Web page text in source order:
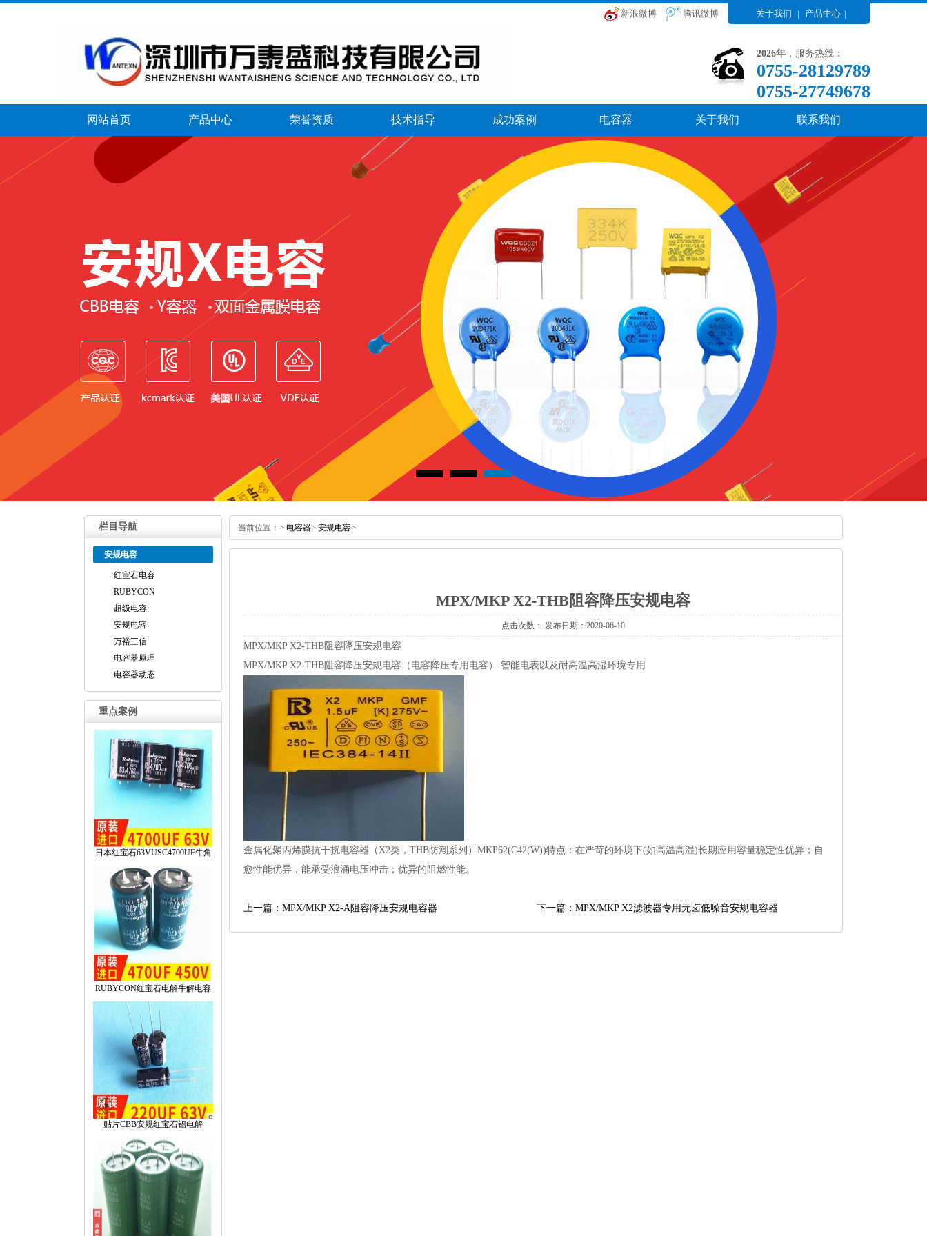
关于我们 | 产品中心 |
腾讯微博
新浪微博
2026年 ，服务热线：
0755-28129789
0755-27749678
网站首页 产品中心 荣誉资质 技术指导 成功案例 电容器 关于我们 联系我们
banner
栏目导航
安规电容
红宝石电容
RUBYCON
超级电容
安规电容
万裕三信
电容器原理
电容器动态
重点案例
日本红宝石63VUSC4700UF牛角
RUBYCON红宝石电解牛解电容
贴片CBB安规红宝石铝电解
当前位置： > 电容器> 安规电容>
MPX/MKPX2-THB阻容降压安规电容
点击次数： 发布日期：2020-06-10
MPX/MKPX2-THB阻容降压安规电容
MPX/MKPX2-THB阻容降压安规电容（电容降压专用电容）智能电表以及耐高温高湿环境专用
金属化聚丙烯膜抗干扰电容器（X2类，THB防潮系列）MKP62(C42(W))特点：在严苛的环境下(如高温高湿)长期应用容量稳定性优异；自
愈性能优异，能承受浪涌电压冲击；优异的阻燃性能。
上一篇：MPX/MKPX2-A阻容降压安规电容器 下一篇：MPX/MKPX2滤波器专用无卤低噪音安规电容器